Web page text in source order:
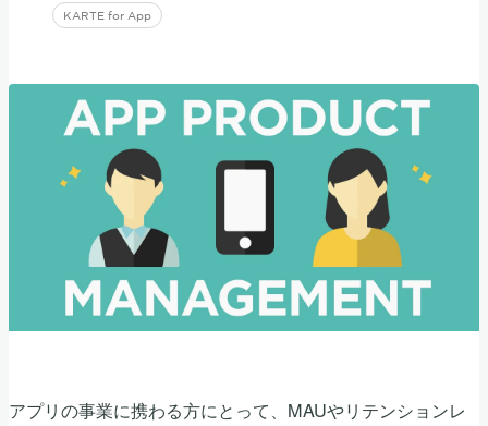
KARTE for App
アプリの事業に携わる方にとって、MAUやリテンションレ